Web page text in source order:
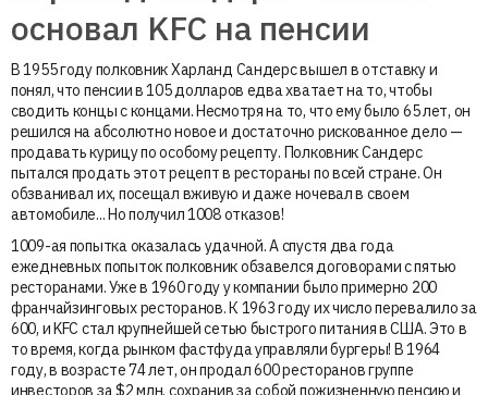
основал KFC на пенсии
В 1955 году полковник Харланд Сандерс вышел в отставку и
понял, что пенсии в 105 долларов едва хватает на то, чтобы
сводить концы с концами. Несмотря на то, что ему было 65 лет, он
решился на абсолютно новое и достаточно рискованное дело —
продавать курицу по особому рецепту. Полковник Сандерс
пытался продать этот рецепт в рестораны по всей стране. Он
обзванивал их, посещал вживую и даже ночевал в своем
автомобиле... Но получил 1008 отказов!
1009-ая попытка оказалась удачной. А спустя два года
ежедневных попыток полковник обзавелся договорами с пятью
ресторанами. Уже в 1960 году у компании было примерно 200
франчайзинговых ресторанов. К 1963 году их число перевалило за
600, и KFC стал крупнейшей сетью быстрого питания в США. Это в
то время, когда рынком фастфуда управляли бургеры! В 1964
году, в возрасте 74 лет, он продал 600 ресторанов группе
инвесторов за $2 млн, сохранив за собой пожизненную пенсию и